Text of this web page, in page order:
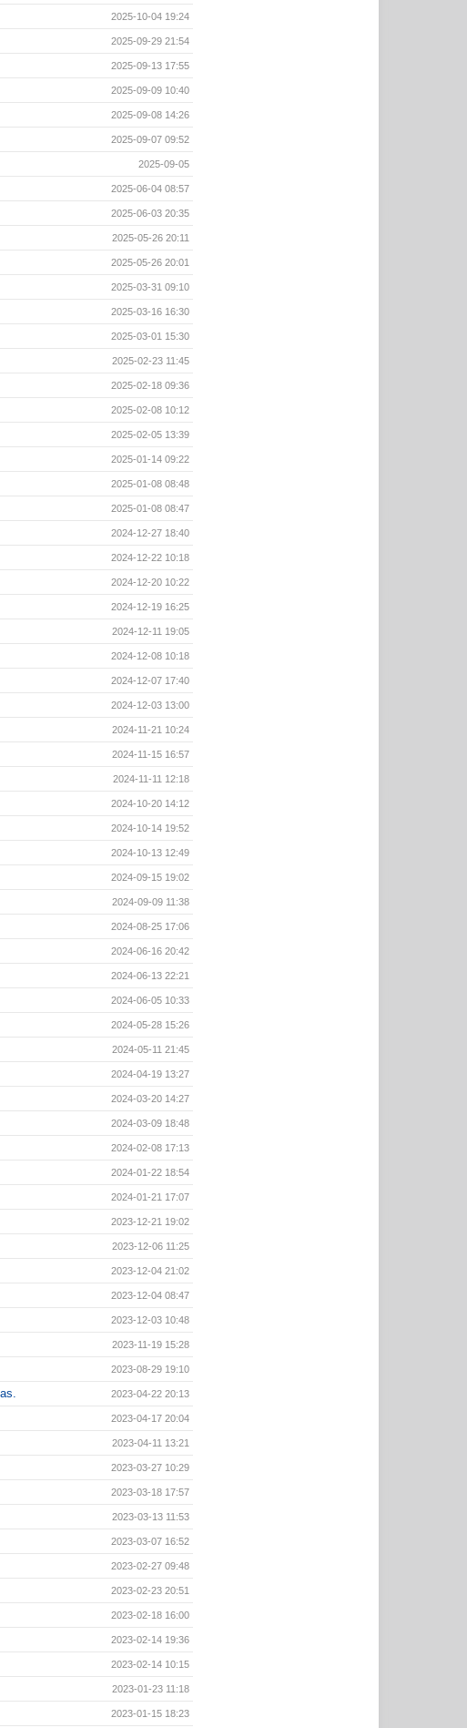
2025-10-04 19:24
2025-09-29 21:54
2025-09-13 17:55
2025-09-09 10:40
2025-09-08 14:26
2025-09-07 09:52
2025-09-05
2025-06-04 08:57
2025-06-03 20:35
2025-05-26 20:11
2025-05-26 20:01
2025-03-31 09:10
2025-03-16 16:30
2025-03-01 15:30
2025-02-23 11:45
2025-02-18 09:36
2025-02-08 10:12
2025-02-05 13:39
2025-01-14 09:22
2025-01-08 08:48
2025-01-08 08:47
2024-12-27 18:40
2024-12-22 10:18
2024-12-20 10:22
2024-12-19 16:25
2024-12-11 19:05
2024-12-08 10:18
2024-12-07 17:40
2024-12-03 13:00
2024-11-21 10:24
2024-11-15 16:57
2024-11-11 12:18
2024-10-20 14:12
2024-10-14 19:52
2024-10-13 12:49
2024-09-15 19:02
2024-09-09 11:38
2024-08-25 17:06
2024-06-16 20:42
2024-06-13 22:21
2024-06-05 10:33
2024-05-28 15:26
2024-05-11 21:45
2024-04-19 13:27
2024-03-20 14:27
2024-03-09 18:48
2024-02-08 17:13
2024-01-22 18:54
2024-01-21 17:07
2023-12-21 19:02
2023-12-06 11:25
2023-12-04 21:02
2023-12-04 08:47
2023-12-03 10:48
2023-11-19 15:28
2023-08-29 19:10
2023-04-22 20:13
2023-04-17 20:04
2023-04-11 13:21
2023-03-27 10:29
2023-03-18 17:57
2023-03-13 11:53
2023-03-07 16:52
2023-02-27 09:48
2023-02-23 20:51
2023-02-18 16:00
2023-02-14 19:36
2023-02-14 10:15
2023-01-23 11:18
2023-01-15 18:23